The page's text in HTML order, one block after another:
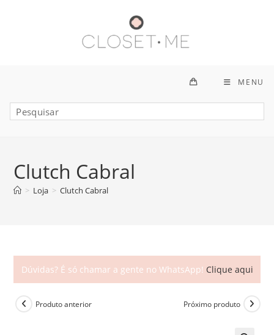
MENU
Clutch Cabral
> Loja > Clutch Cabral
Dúvidas? É só chamar a gente no WhatsApp! Clique aqui
Produto anterior Próximo produto